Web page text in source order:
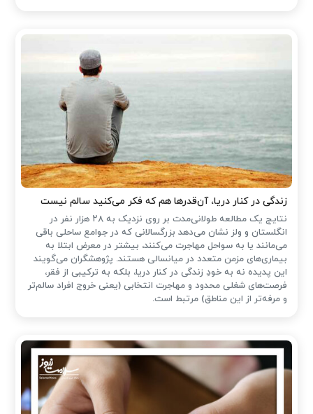
زندگی در کنار دریا، آن‌قدرها هم که فکر می‌کنید سالم نیست
نتایج یک مطالعه طولانی‌مدت بر روی نزدیک به ۲۸ هزار نفر در
انگلستان و ولز نشان می‌دهد بزرگسالانی که در جوامع ساحلی باقی
می‌مانند یا به سواحل مهاجرت می‌کنند، بیشتر در معرض ابتلا به
بیماری‌های مزمن متعدد در میانسالی هستند. پژوهشگران می‌گویند
این پدیده نه به خودِ زندگی در کنار دریا، بلکه به ترکیبی از فقر،
فرصت‌های شغلی محدود و مهاجرت انتخابی (یعنی خروج افراد سالم‌تر
و مرفه‌تر از این مناطق) مرتبط است.